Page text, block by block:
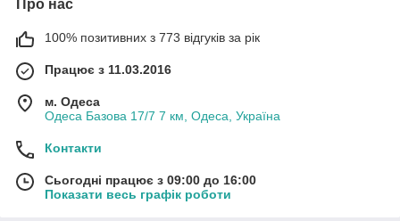
Про нас
100% позитивних з 773 відгуків за рік
Працює з 11.03.2016
м. Одеса
Одеса Базова 17/7 7 км, Одеса, Україна
Контакти
Сьогодні працює з 09:00 до 16:00
Показати весь графік роботи